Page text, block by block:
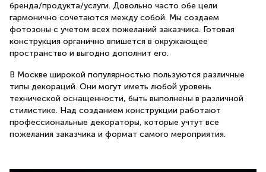
бренда/продукта/услуги. Довольно часто обе цели
гармонично сочетаются между собой. Мы создаем
фотозоны с учетом всех пожеланий заказчика. Готовая
конструкция органично впишется в окружающее
пространство и выгодно дополнит его.
В Москве широкой популярностью пользуются различные
типы декораций. Они могут иметь любой уровень
технической оснащенности, быть выполнены в различной
стилистике. Над созданием конструкции работают
профессиональные декораторы, которые учтут все
пожелания заказчика и формат самого мероприятия.